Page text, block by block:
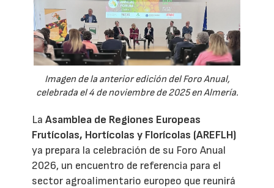
Imagen de la anterior edición del Foro Anual,
celebrada el 4 de noviembre de 2025 en Almería.
LaAsamblea de Regiones Europeas
Frutícolas, Hortícolas y Florícolas (AREFLH)
ya prepara la celebración de su Foro Anual
2026, un encuentro de referencia para el
sector agroalimentario europeo que reunirá